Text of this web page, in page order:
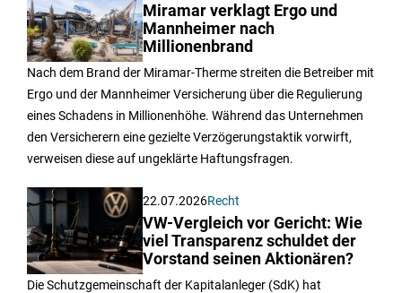
Miramar verklagt Ergo und
Mannheimer nach
Millionenbrand
Nach dem Brand der Miramar-Therme streiten die Betreiber mit
Ergo und der Mannheimer Versicherung über die Regulierung
eines Schadens in Millionenhöhe. Während das Unternehmen
den Versicherern eine gezielte Verzögerungstaktik vorwirft,
verweisen diese auf ungeklärte Haftungsfragen.
22.07.2026Recht
VW-Vergleich vor Gericht: Wie
viel Transparenz schuldet der
Vorstand seinen Aktionären?
Die Schutzgemeinschaft der Kapitalanleger (SdK) hat